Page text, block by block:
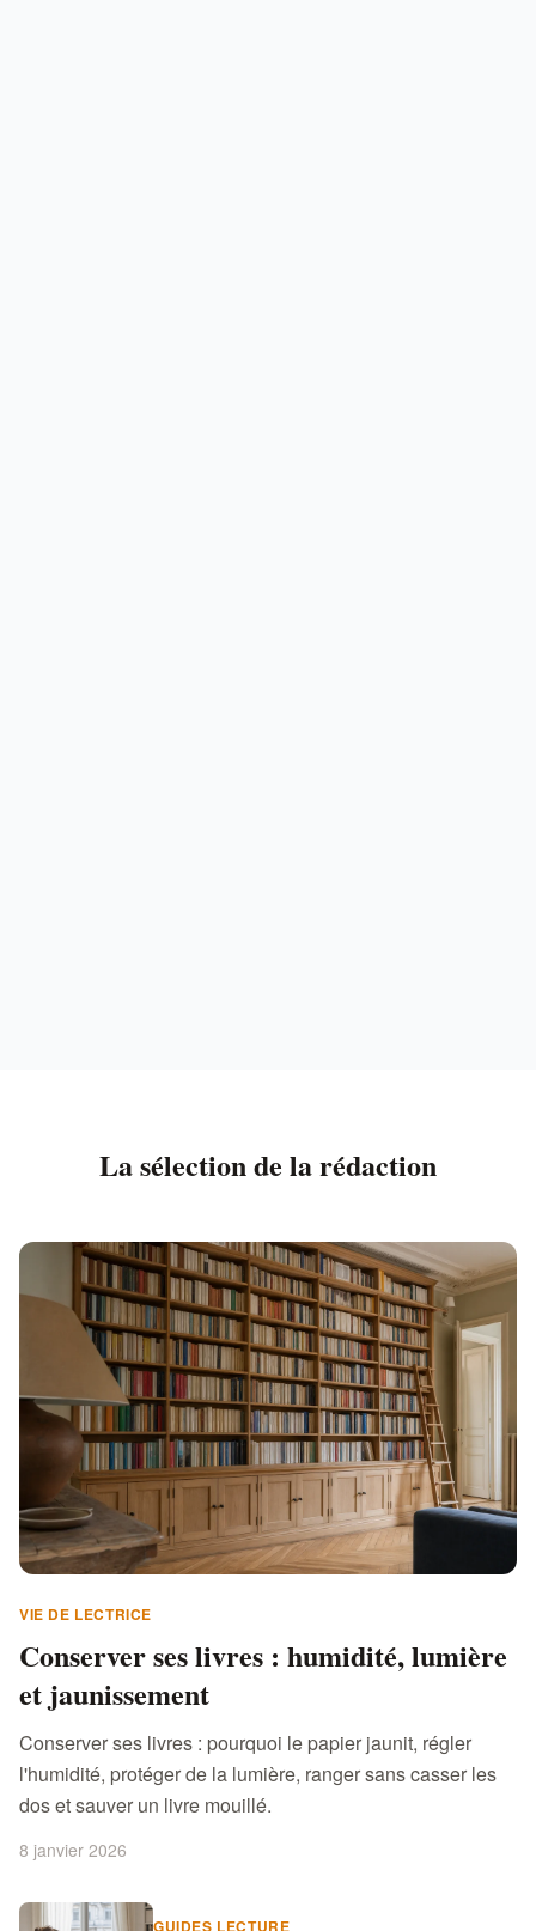
La sélection de la rédaction
VIE DE LECTRICE
Conserver ses livres : humidité, lumière
et jaunissement
Conserver ses livres : pourquoi le papier jaunit, régler
l'humidité, protéger de la lumière, ranger sans casser les
dos et sauver un livre mouillé.
8 janvier 2026
GUIDES LECTURE